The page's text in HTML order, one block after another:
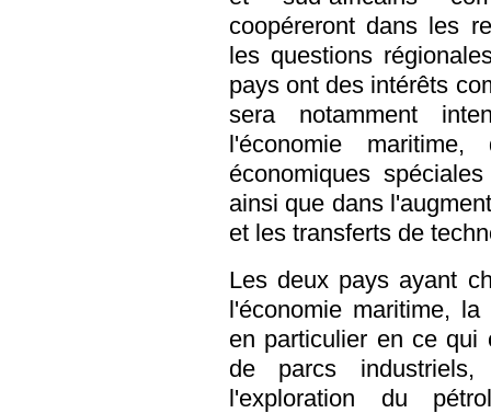
coopéreront dans les
les questions
pays ont des intérêts
sera notamment
l'économie
économiques
ainsi que dans
et les transferts de
Les deux pays ayant
l'économie maritime,
en particulier en ce qui
de parcs
l'exploration du